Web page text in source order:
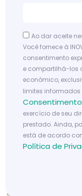
seu
sup
erm
erc
ado
Le
ia
m
ai
Ao dar aceite
Você fornece à
consentimento
e compartilhá-los
econômico,
limites informados
Consentimento
exercício de seu
prestado. Ainda,
está de acordo
Política de